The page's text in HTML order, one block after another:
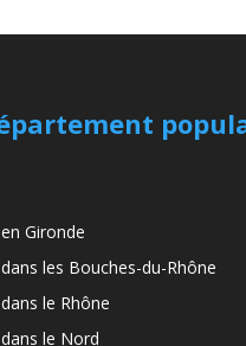
Gironde
les Bouches-du-Rhône
le Rhône
le Nord